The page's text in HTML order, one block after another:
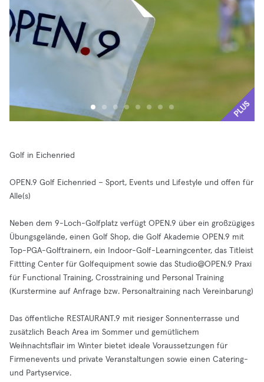
PLUS
Golf in Eichenried
OPEN.9 Golf Eichenried – Sport, Events und Lifestyle und offen für
Alle(s)
Neben dem 9-Loch-Golfplatz verfügt OPEN.9 über ein großzügiges
Übungsgelände, einen Golf Shop, die Golf Akademie OPEN.9 mit
Top-PGA-Golftrainern, ein Indoor-Golf-Learningcenter, das Titleist
Fittting Center für Golfequipment sowie das Studio@OPEN.9 Praxi
für Functional Training, Crosstraining und Personal Training
(Kurstermine auf Anfrage bzw. Personaltraining nach Vereinbarung)
Das öffentliche RESTAURANT.9 mit riesiger Sonnenterrasse und
zusätzlich Beach Area im Sommer und gemütlichem
Weihnachtsflair im Winter bietet ideale Voraussetzungen für
Firmenevents und private Veranstaltungen sowie einen Catering-
und Partyservice.